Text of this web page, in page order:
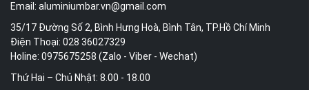
Email: aluminiumbar.vn@gmail.com
35/17 Đường Số 2, Bình Hưng Hoà, Bình Tân, TP.Hồ Chí Minh
Điện Thoại: 028 36027329
Holine: 0975675258 (Zalo - Viber - Wechat)
Thứ Hai – Chủ Nhật: 8.00 - 18.00